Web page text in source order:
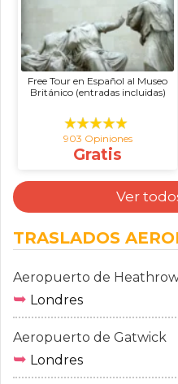
Free Tour en Español al Museo
Británico (entradas incluidas)
903 Opiniones
Gratis
Ver
TRASLADOS
Aeropuerto de
➥ Londres
Aeropuerto de Gatwick
➥ Londres